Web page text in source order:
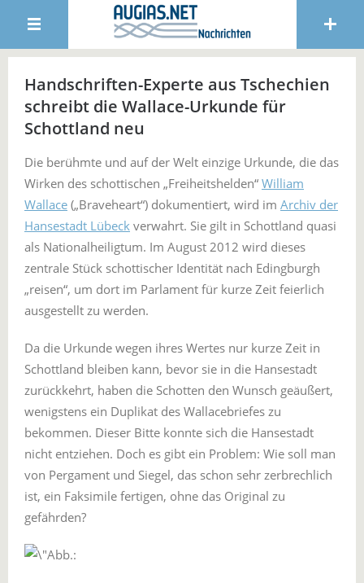
Handschriften-Experte aus Tschechien
schreibt die Wallace-Urkunde für
Schottland neu
Die berühmte und auf der Welt einzige Urkunde, die das
Wirken des schottischen „Freiheitshelden“ William
Wallace („Braveheart“) dokumentiert, wird im Archiv der
Hansestadt Lübeck verwahrt. Sie gilt in Schottland quasi
als Nationalheiligtum. Im August 2012 wird dieses
zentrale Stück schottischer Identität nach Edingburgh
„reisen“, um dort im Parlament für kurze Zeit feierlich
ausgestellt zu werden.
Da die Urkunde wegen ihres Wertes nur kurze Zeit in
Schottland bleiben kann, bevor sie in die Hansestadt
zurückkehrt, haben die Schotten den Wunsch geäußert,
wenigstens ein Duplikat des Wallacebriefes zu
bekommen. Dieser Bitte konnte sich die Hansestadt
nicht entziehen. Doch es gibt ein Problem: Wie soll man
von Pergament und Siegel, das schon sehr zerbrechlich
ist, ein Faksimile fertigen, ohne das Original zu
gefährden?